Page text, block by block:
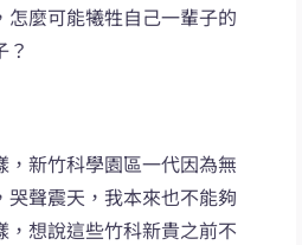
麼可能犧牲自己一輩子的
？
，新竹科學園區一代因為無
聲震天，我本來也不能夠
想說這些竹科新貴之前不